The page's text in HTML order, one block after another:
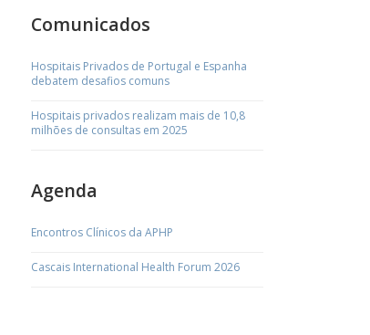
Comunicados
Hospitais Privados de Portugal e Espanha
debatem desafios comuns
Hospitais privados realizam mais de 10,8
milhões de consultas em 2025
Agenda
Encontros Clínicos da APHP
Cascais International Health Forum 2026